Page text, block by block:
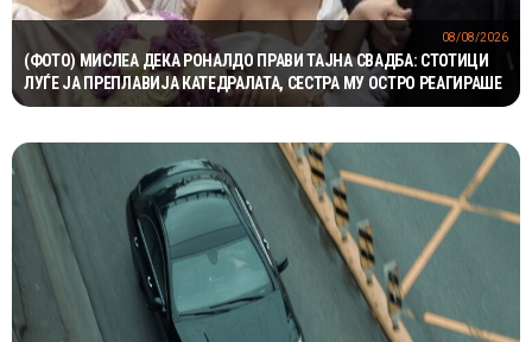
(ФОТО) МИСЛЕА ДЕКА РОНАЛДО ПРАВИ ТАЈНА СВАДБА: СТОТИЦИ
ЛУЃЕ ЈА ПРЕПЛАВИЈА КАТЕДРАЛАТА, СЕСТРА МУ ОСТРО РЕАГИРАШЕ
08/08/2026